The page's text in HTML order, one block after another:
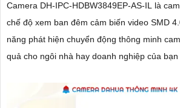
Camera DH-IPC-HDBW3849EP-AS-IL là
chế độ xem ban đêm cảm biến video SMD
năng phát hiện chuyển động thông minh
quả cho ngôi nhà hay doanh nghiệp của bạn